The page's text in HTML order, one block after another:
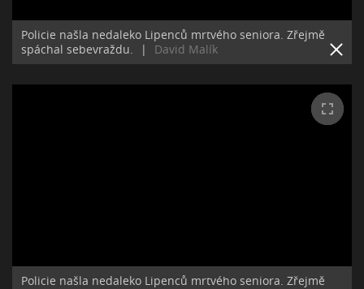
Policie našla nedaleko Lipenců mrtvého seniora. Zřejmě
spáchal sebevraždu.
| David Malík
Policie našla nedaleko Lipenců mrtvého seniora. Zřejmě